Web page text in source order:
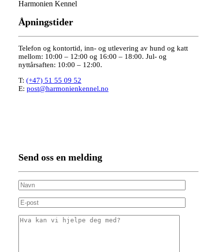
Åpningstider
Telefon og kontortid, inn- og utlevering av hund og katt
mellom: 10:00 – 12:00 og 16:00 – 18:00. Jul- og
nyttårsaften: 10:00 – 12:00.
T: (+47) 51 55 09 52
E: post@harmonienkennel.no
Send oss en melding